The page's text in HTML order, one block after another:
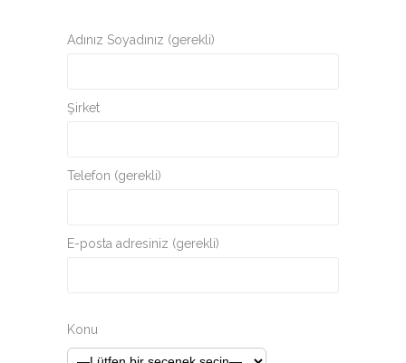
Adınız Soyadınız (gerekli)
Şirket
Telefon (gerekli)
E-posta adresiniz (gerekli)
Konu